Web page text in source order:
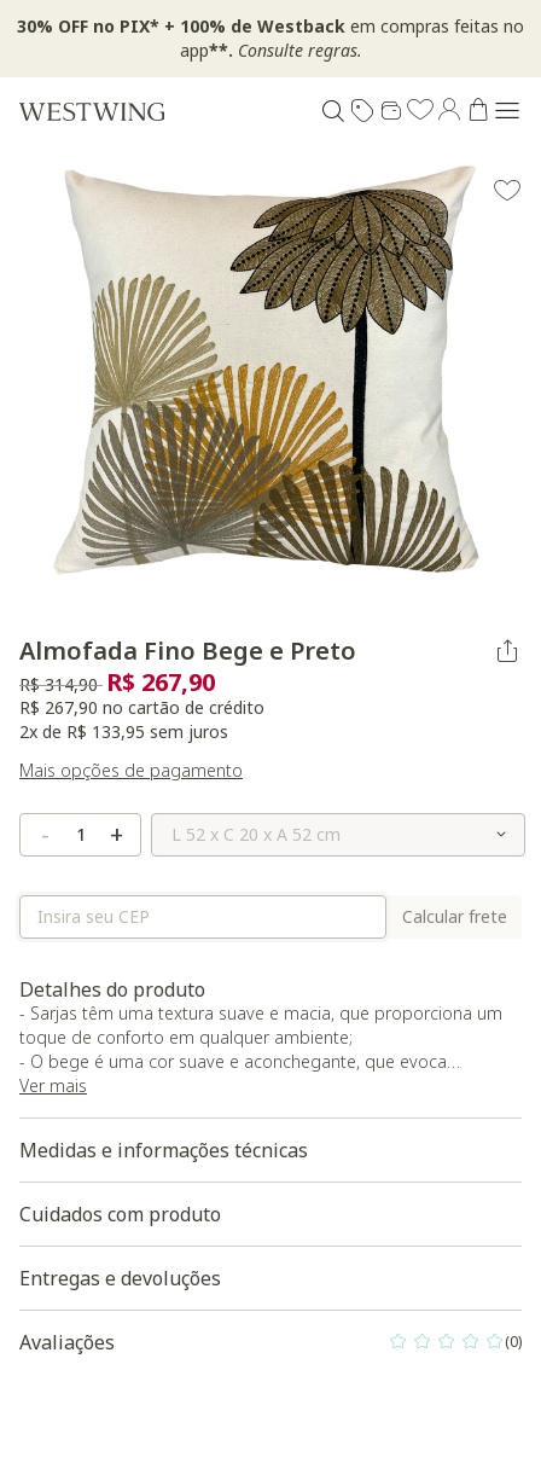
30% OFF no PIX* + 100% de Westback em compras feitas no
app**. Consulte regras.
Almofada Fino Bege e Preto
Preço reduzido de
R$ 314,90 para
R$ 267,90
R$ 267,90 no cartão de crédito
2x de R$ 133,95 sem juros
Mais opções de pagamento
- + Selecione o Tamanho
Calcular frete
Detalhes do produto
- Sarjas têm uma textura suave e macia, que proporciona um
toque de conforto em qualquer ambiente;
- O bege é uma cor suave e aconchegante, que evoca
sensações de calor e acolhimento.
Ver mais
Medidas e informações técnicas
Cuidados com produto
Entregas e devoluções
Avaliações 0 out of 5 (0)